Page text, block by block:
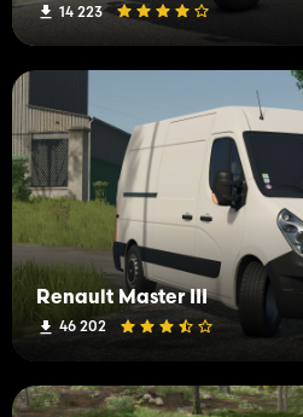
14 223
Renault Master III
46 202